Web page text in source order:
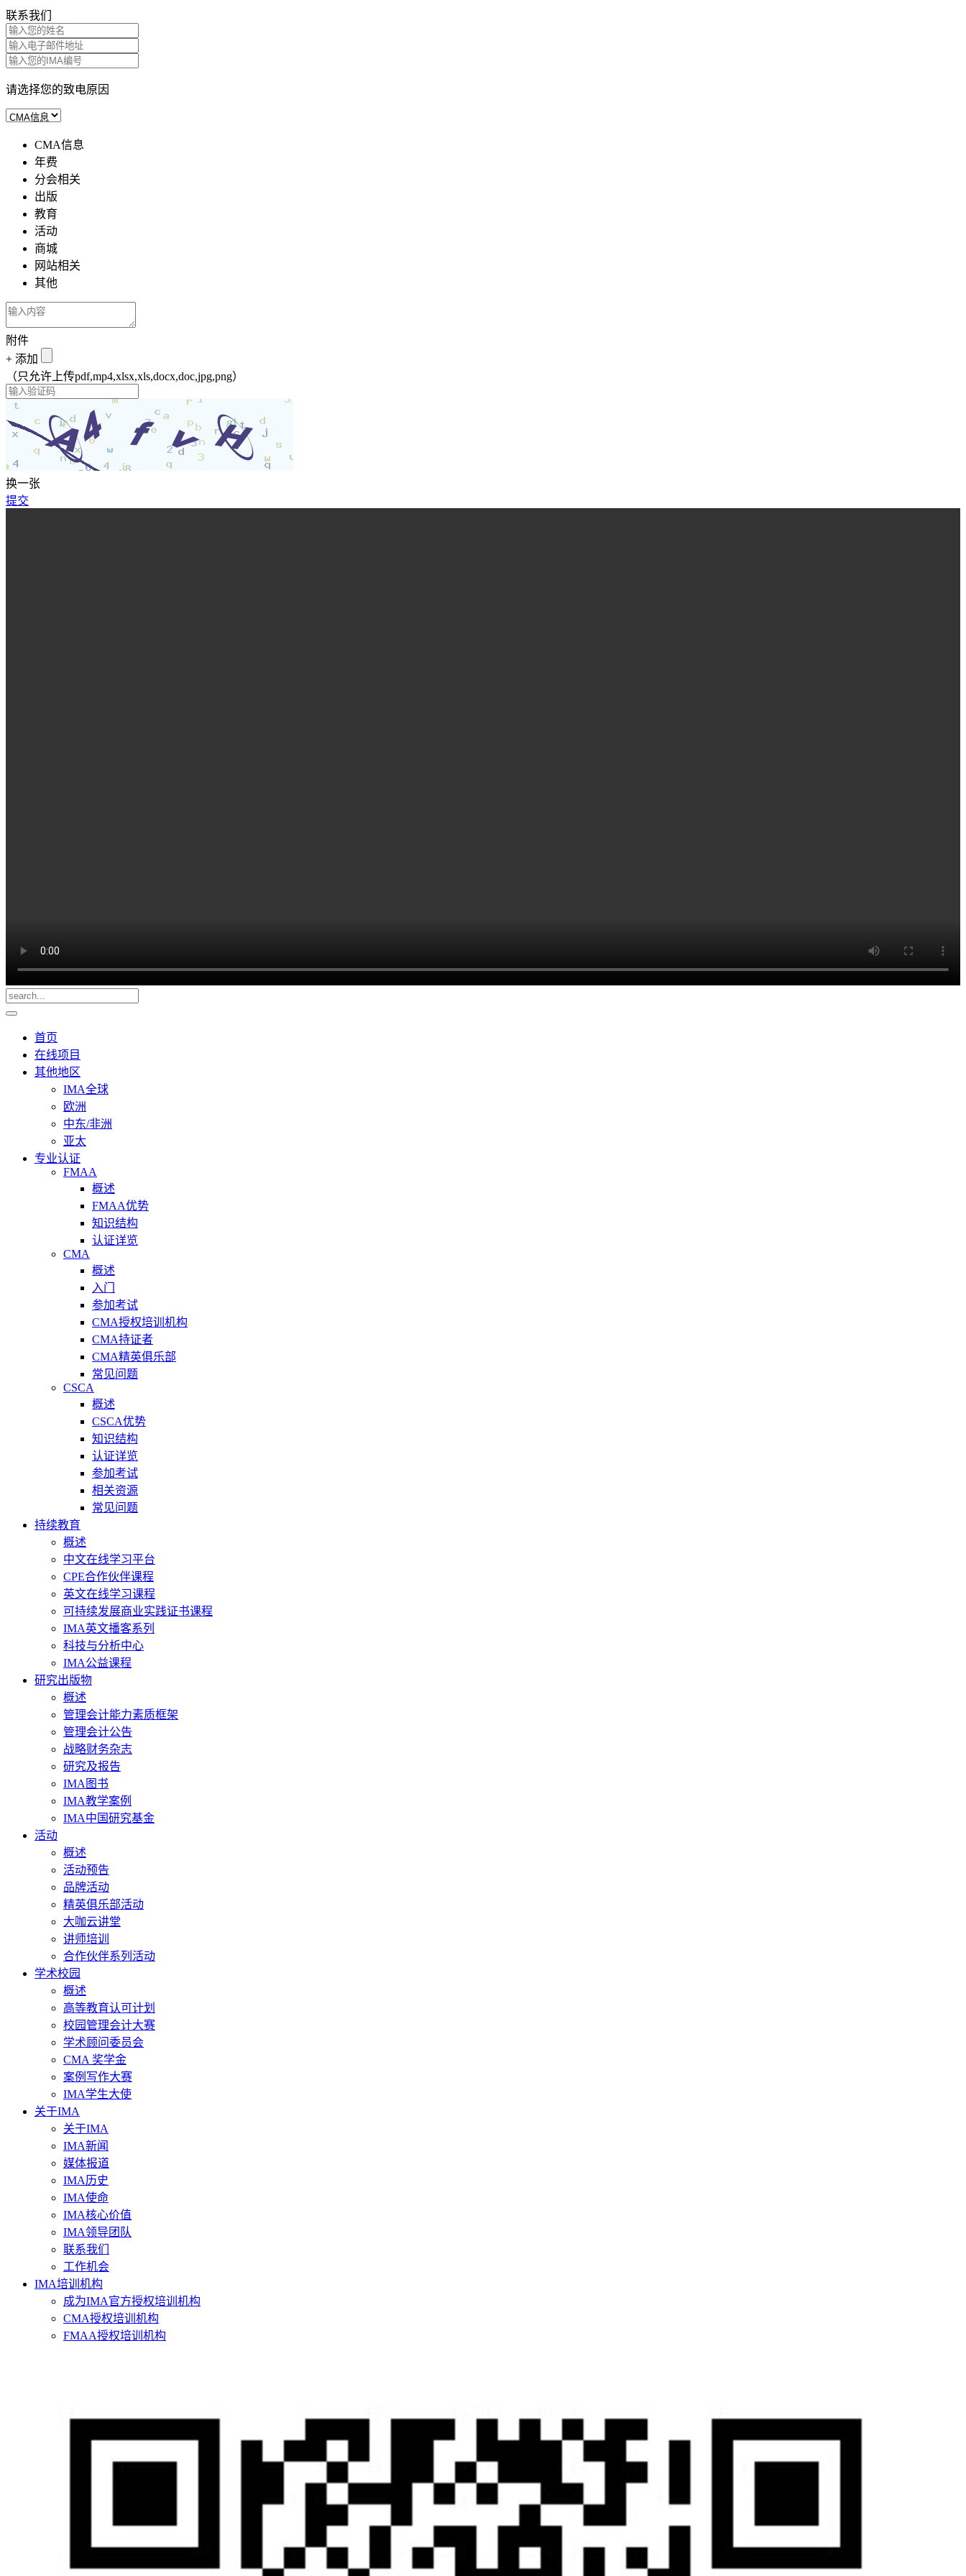
联系我们
请选择您的致电原因
CMA信息
年费
分会相关
出版
教育
活动
商城
网站相关
其他
附件
+ 添加
（只允许上传pdf,mp4,xlsx,xls,docx,doc,jpg,png）
换一张
提交
首页
在线项目
其他地区
IMA全球
欧洲
中东/非洲
亚太
专业认证
FMAA
概述
FMAA优势
知识结构
认证详览
CMA
概述
入门
参加考试
CMA授权培训机构
CMA持证者
CMA精英俱乐部
常见问题
CSCA
概述
CSCA优势
知识结构
认证详览
参加考试
相关资源
常见问题
持续教育
概述
中文在线学习平台
CPE合作伙伴课程
英文在线学习课程
可持续发展商业实践证书课程
IMA英文播客系列
科技与分析中心
IMA公益课程
研究出版物
概述
管理会计能力素质框架
管理会计公告
战略财务杂志
研究及报告
IMA图书
IMA教学案例
IMA中国研究基金
活动
概述
活动预告
品牌活动
精英俱乐部活动
大咖云讲堂
讲师培训
合作伙伴系列活动
学术校园
概述
高等教育认可计划
校园管理会计大赛
学术顾问委员会
CMA 奖学金
案例写作大赛
IMA学生大使
关于IMA
关于IMA
IMA新闻
媒体报道
IMA历史
IMA使命
IMA核心价值
IMA领导团队
联系我们
工作机会
IMA培训机构
成为IMA官方授权培训机构
CMA授权培训机构
FMAA授权培训机构